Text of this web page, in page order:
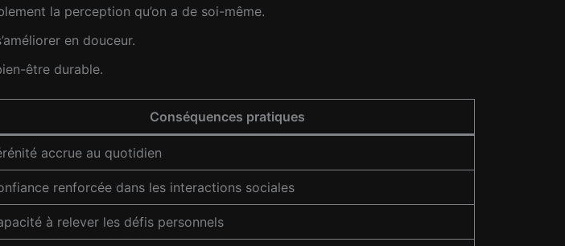
la perception qu’on a de soi-même.
en douceur.
être durable.
Conséquences pratiques
accrue au quotidien
renforcée dans les interactions sociales
à relever les défis personnels